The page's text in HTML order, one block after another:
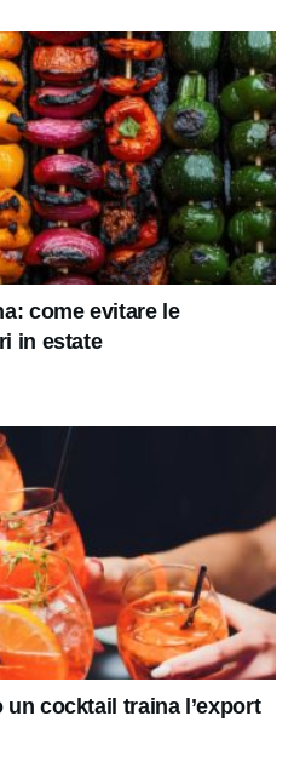
come evitare le
in estate
un cocktail traina l’export